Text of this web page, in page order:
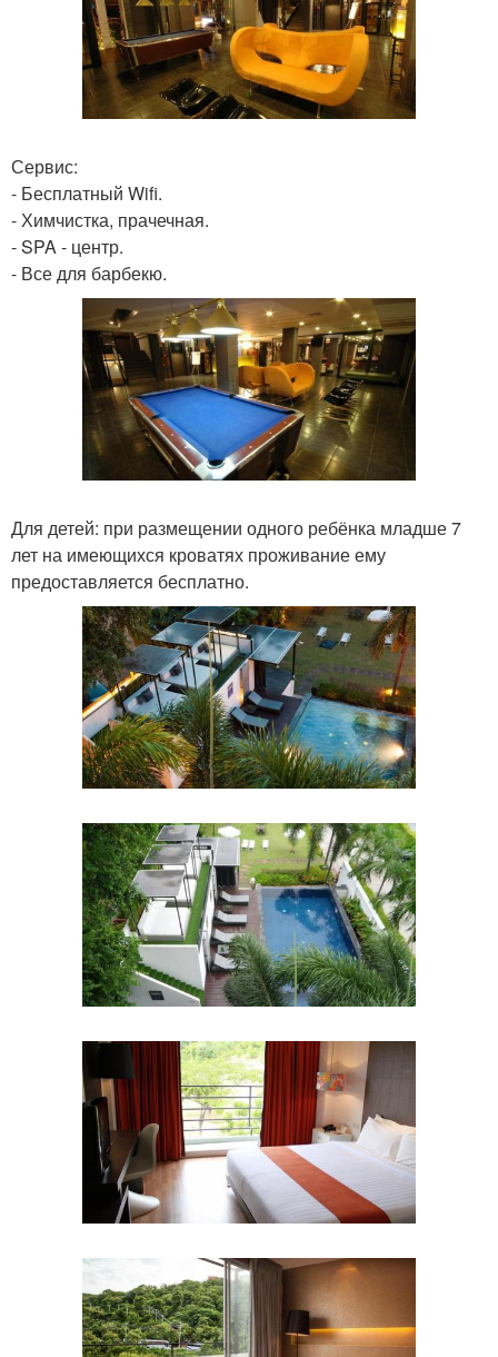
Сервис:
- Бесплатный Wifi.
- Химчистка, прачечная.
- SPA - центр.
- Все для барбекю.
Для детей: при размещении одного ребёнка младше 7
лет на имеющихся кроватях проживание ему
предоставляется бесплатно.